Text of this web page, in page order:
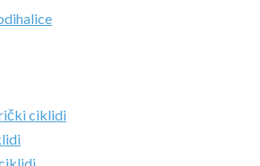
ciklidi